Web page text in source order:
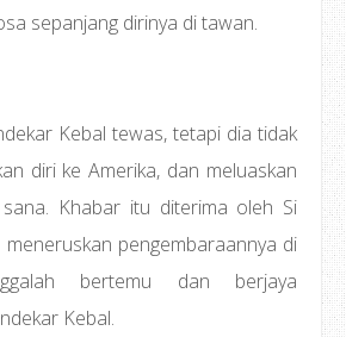
sepanjang dirinya di tawan.
Kebal tewas, tetapi dia tidak
diri ke Amerika, dan meluaskan
Khabar itu diterima oleh Si
pengembaraannya di
bertemu dan berjaya
Kebal.